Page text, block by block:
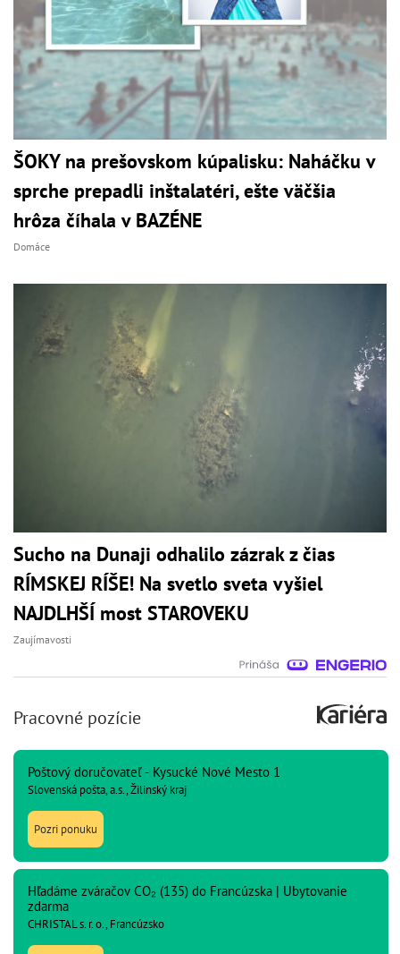
ŠOKY na prešovskom kúpalisku: Naháčku v
sprche prepadli inštalatéri, ešte väčšia
hrôza číhala v BAZÉNE
Domáce
Sucho na Dunaji odhalilo zázrak z čias
RÍMSKEJ RÍŠE! Na svetlo sveta vyšiel
NAJDLHŠÍ most STAROVEKU
Zaujímavosti
Pracovné pozície
Poštový doručovateľ - Kysucké Nové Mesto 1
Slovenská pošta, a.s., Žilinský kraj
Pozri ponuku
Hľadáme zváračov CO₂ (135) do Francúzska | Ubytovanie
zdarma
CHRISTAL s. r. o., Francúzsko